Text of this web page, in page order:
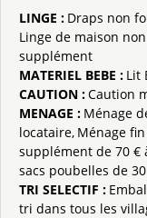
LINGE : Draps non
Linge de maison
supplément
MATERIEL BEBE : Lit
CAUTION :Caution
MENAGE : Ménage
locataire Ménage
supplément de 70 €
sacs poubelles de
TRI SELECTIF :
tri dans tous les